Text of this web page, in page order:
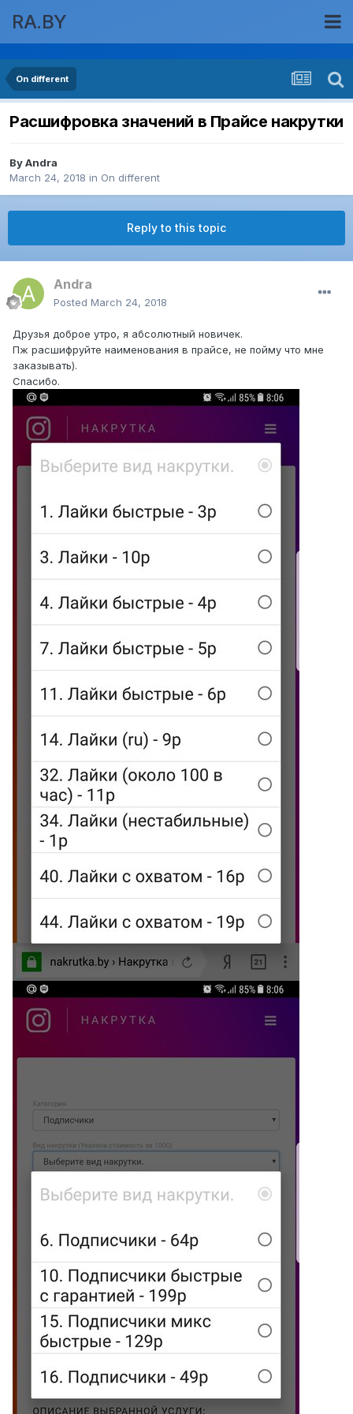
RA.BY
On different
Расшифровка значений в Прайсе накрутки
ByAndra
March 24, 2018 in On different
Reply to this topic
Andra
Posted March 24, 2018
Друзья доброе утро, я абсолютный новичек.
Пж расшифруйте наименования в прайсе, не пойму что мне
заказывать).
Спасибо.